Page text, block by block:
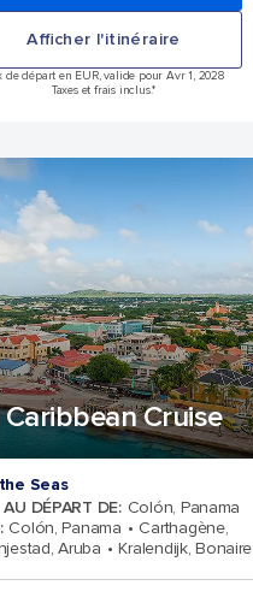
Afficher l'itinéraire
de départ en EUR, valide pour Avr 1, 2028
Taxes et frais inclus.*
Cruise
Seas
DÉPART DE: Colón, Panama
: Colón, Panama
Carthagène,
Aruba Kralendijk, Bonaire